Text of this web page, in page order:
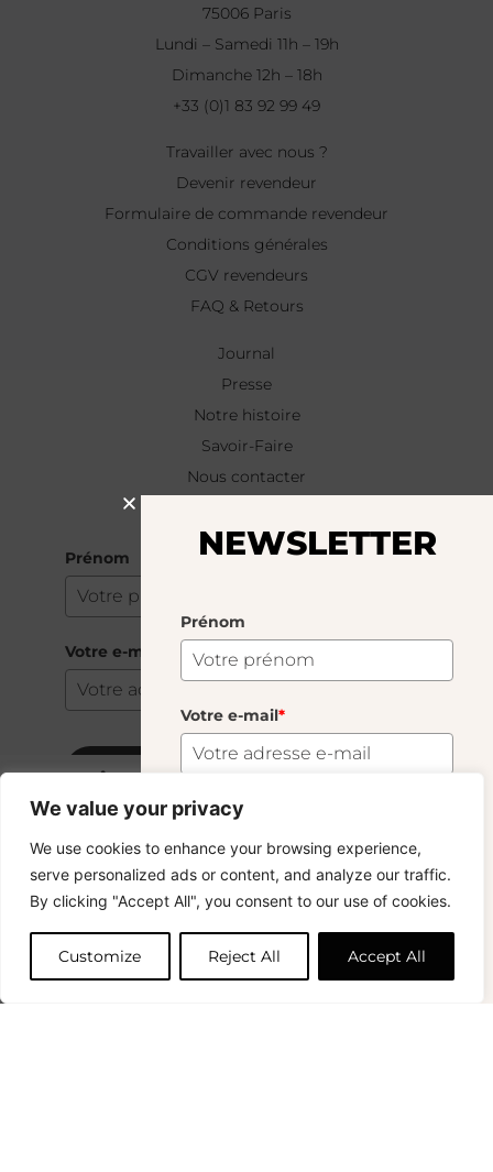
We value your privacy
We use cookies to enhance your browsing experience,
serve personalized ads or content, and analyze our traffic.
By clicking "Accept All", you consent to our use of cookies.
Customize Reject All Accept All
Vase Droit Vert Fumé
75006 Paris
Lundi – Samedi 11h – 19h
Dimanche 12h – 18h
+33 (0)1 83 92 99 49
Travailler avec nous ?
Devenir revendeur
Formulaire de commande revendeur
Conditions générales
CGV revendeurs
FAQ & Retours
Journal
Presse
Notre histoire
Savoir-Faire
Nous contacter
Prénom
Votre e-mail
S'abonner
Copyright © 2024 – © La Soufflerie.
Toutes les créations, tous les designs et tous les contenus sont
protégés par le droit d’auteur et le droit des marques.
Photos non contractuelles.
NEWSLETTER
Prénom
Votre e-mail*
Vous voulez rester informé ? Inscrivez-vous